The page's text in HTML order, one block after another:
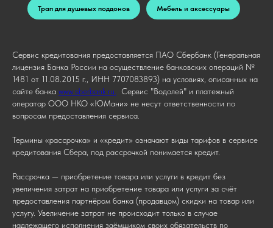
Трап для душевых поддонов Мебель и аксессуары
Сервис кредитования предоставляется ПАО Сбербанк (Генеральная
лицензия Банка России на осуществление банковских операций №
1481 от 11.08.2015 г., ИНН 7707083893) на условиях, описанных на
сайте банка www.sberbank.ru.
Сервис "Водолей" и платежный
оператор ООО НКО «ЮМани» не несут ответственности по
вопросам предоставления сервиса.
Термины «рассрочка» и «кредит» означают виды тарифов в сервисе
кредитования Сбера, под рассрочкой понимается кредит.
Рассрочка — приобретение товара или услуги в кредит без
увеличения затрат на приобретение товара или услуги за счёт
предоставления партнёром банка (продавцом) скидки на товар или
услугу. Увеличение затрат не происходит только в случае
надлежащего исполнения заёмщиком своих обязательств по